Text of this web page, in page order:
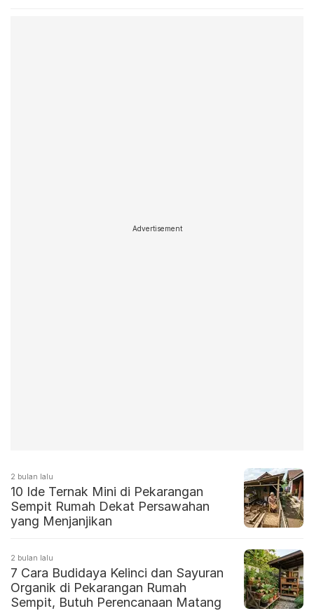
Advertisement
2 bulan lalu
10 Ide Ternak Mini di Pekarangan
Sempit Rumah Dekat Persawahan
yang Menjanjikan
2 bulan lalu
7 Cara Budidaya Kelinci dan Sayuran
Organik di Pekarangan Rumah
Sempit, Butuh Perencanaan Matang